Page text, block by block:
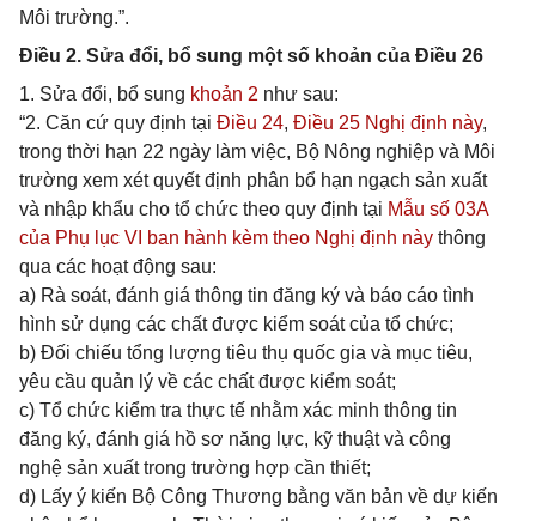
Môi trường.”.
Điều 2. Sửa đổi, bổ sung một số khoản của Điều 26
1. Sửa đổi, bổ sung khoản 2 như sau:
“2. Căn cứ quy định tại Điều 24, Điều 25 Nghị định này,
trong thời hạn 22 ngày làm việc, Bộ Nông nghiệp và Môi
trường xem xét quyết định phân bổ hạn ngạch sản xuất
và nhập khẩu cho tổ chức theo quy định tại Mẫu số 03A
của Phụ lục VI ban hành kèm theo Nghị định này thông
qua các hoạt động sau:
a) Rà soát, đánh giá thông tin đăng ký và báo cáo tình
hình sử dụng các chất được kiểm soát của tổ chức;
b) Đối chiếu tổng lượng tiêu thụ quốc gia và mục tiêu,
yêu cầu quản lý về các chất được kiểm soát;
c) Tổ chức kiểm tra thực tế nhằm xác minh thông tin
đăng ký, đánh giá hồ sơ năng lực, kỹ thuật và công
nghệ sản xuất trong trường hợp cần thiết;
d) Lấy ý kiến Bộ Công Thương bằng văn bản về dự kiến